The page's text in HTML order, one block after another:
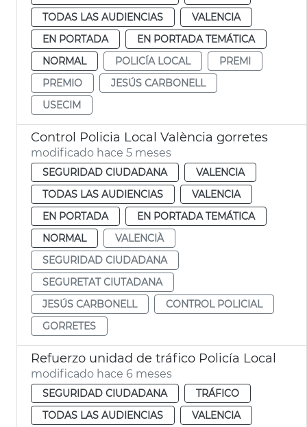
TODAS LAS AUDIENCIAS
VALENCIA
EN PORTADA
EN PORTADA TEMÁTICA
NORMAL
POLICÍA LOCAL
PREMI
PREMIO
JESÚS CARBONELL
USECIM
Control Policia Local València gorretes
modificado hace 5 meses
SEGURIDAD CIUDADANA
VALENCIA
TODAS LAS AUDIENCIAS
VALENCIA
EN PORTADA
EN PORTADA TEMÁTICA
NORMAL
VALENCIÀ
SEGURIDAD CIUDADANA
SEGURETAT CIUTADANA
JESÚS CARBONELL
CONTROL POLICIAL
GORRETES
Refuerzo unidad de tráfico Policía Local
modificado hace 6 meses
SEGURIDAD CIUDADANA
TRÁFICO
TODAS LAS AUDIENCIAS
VALENCIA